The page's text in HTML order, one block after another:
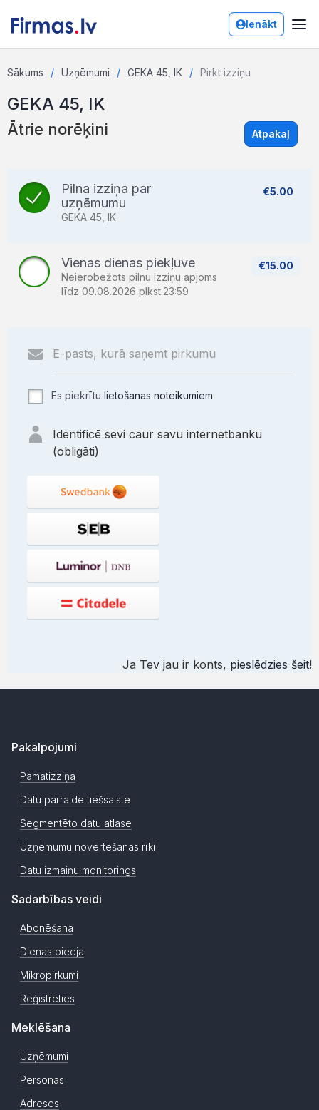
Ienākt
Sākums Uzņēmumi GEKA 45, IK Pirkt izziņu
GEKA 45, IK
Ātrie norēķini Atpakaļ
€5.00
Pilna izziņa par
uzņēmumu
GEKA 45, IK
€15.00
Vienas dienas piekļuve
Neierobežots pilnu izziņu apjoms
līdz 09.08.2026 plkst.23:59
Es piekrītu lietošanas noteikumiem
Identificē sevi caur savu internetbanku
(obligāti)
Ja Tev jau ir konts, pieslēdzies šeit!
Pakalpojumi
Pamatizziņa
Datu pārraide tiešsaistē
Segmentēto datu atlase
Uzņēmumu novērtēšanas rīki
Datu izmaiņu monitorings
Sadarbības veidi
Abonēšana
Dienas pieeja
Mikropirkumi
Reģistrēties
Meklēšana
Uzņēmumi
Personas
Adreses